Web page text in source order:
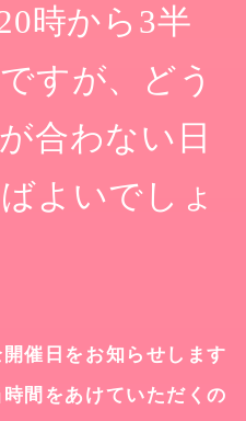
時から3半
すが、どう
合わない日
よいでしょ
催日をお知らせします
間をあけていただくの